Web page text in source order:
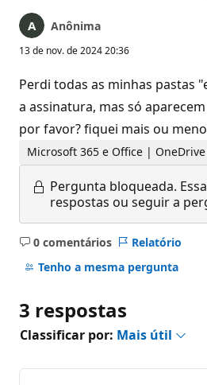
Anônima
13 de nov. de 2024 20:36
Perdi todas as minhas pastas
a assinatura, mas só
por favor? fiquei mais ou
Microsoft 365 e Office |
Pergunta bloqueada.
respostas ou seguir a
0 comentários
Sem
comentários
Relatório
Tenho a mesma pergunta
3 respostas
Classificar por: Mais útil